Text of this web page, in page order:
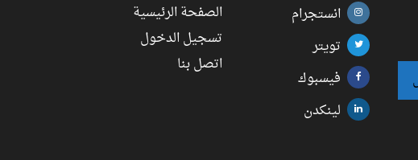
انستجرام
تويتر
فيسبوك
لينكدن
الصفحة الرئيسية
تسجيل الدخول
اتصل بنا